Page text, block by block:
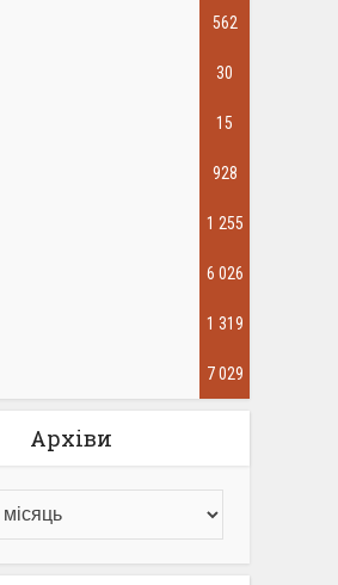
562
30
15
928
1 255
6 026
1 319
7 029
Архіви